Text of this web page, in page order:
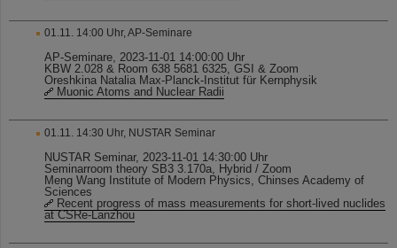
01.11. 14:00 Uhr, AP-Seminare
AP-Seminare, 2023-11-01 14:00:00 Uhr
KBW 2.028 & Room 638 5681 6325, GSI & Zoom
Oreshkina Natalia Max-Planck-Institut für Kernphysik
Muonic Atoms and Nuclear Radii
01.11. 14:30 Uhr, NUSTAR Seminar
NUSTAR Seminar, 2023-11-01 14:30:00 Uhr
Seminarroom theory SB3 3.170a, Hybrid / Zoom
Meng Wang Institute of Modern Physics, Chinses Academy of
Sciences
Recent progress of mass measurements for short-lived nuclides
at CSRe-Lanzhou